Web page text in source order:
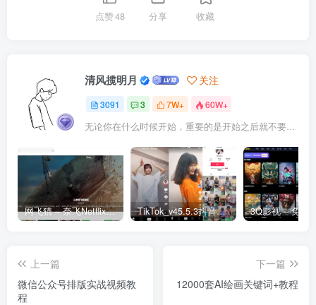
点赞48 分享 收藏
清风揽明月 关注
3091 3 7W+ 60W+
无论你在什么时候开始，重要的是开始之后就不要停止
网飞猫 – 奈飞Netflix免费看 TikTok_v45.5.3抖音国际版_免拔卡解锁全球版
上一篇
微信公众号排版实战视频教
程
下一篇
12000套AI绘画关键词+教程